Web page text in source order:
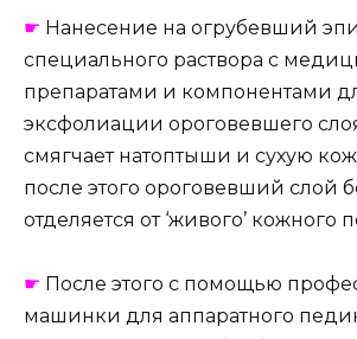
☛ Нанесение на огрубевший
специального раствора с
препаратами и компонентами
эксфолиации ороговевшего
смягчает натоптыши и сухую
после этого ороговевший слой
отделяется от ‘живого’ кожного
☛ После этого с помощью
машинки для аппаратного